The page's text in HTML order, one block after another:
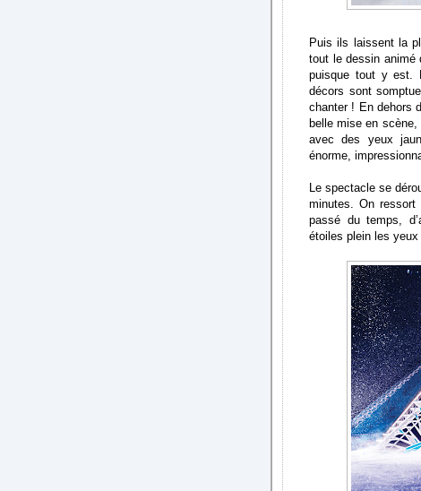
Puis ils laissent la
tout le dessin animé
puisque tout y est.
décors sont
chanter ! En dehors
belle mise en
avec des yeux
énorme,
Le spectacle se
minutes. On ressort
passé du temps,
étoiles plein les